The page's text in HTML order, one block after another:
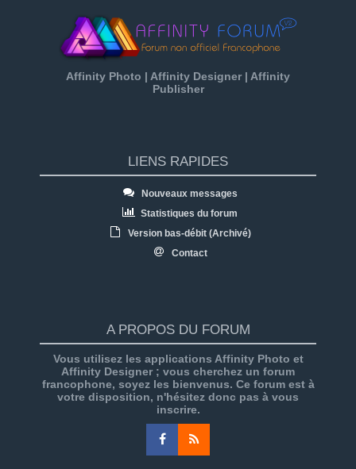
Affinity Photo | Affinity Designer | Affinity
Publisher
LIENS RAPIDES
Nouveaux messages
Statistiques du forum
Version bas-débit (Archivé)
Contact
A PROPOS DU FORUM
Vous utilisez les applications Affinity Photo et
Affinity Designer ; vous cherchez un forum
francophone, soyez les bienvenus. Ce forum est à
votre disposition, n'hésitez donc pas à vous
inscrire.